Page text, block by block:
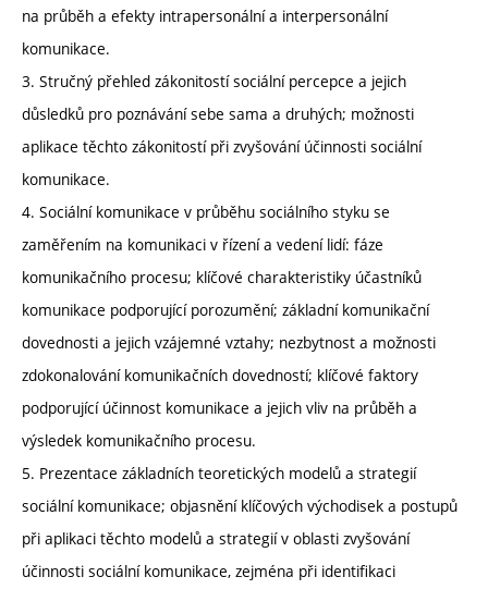
na průběh a efekty intrapersonální a interpersonální
komunikace.
3. Stručný přehled zákonitostí sociální percepce a jejich
důsledků pro poznávání sebe sama a druhých; možnosti
aplikace těchto zákonitostí při zvyšování účinnosti sociální
komunikace.
4. Sociální komunikace v průběhu sociálního styku se
zaměřením na komunikaci v řízení a vedení lidí: fáze
komunikačního procesu; klíčové charakteristiky účastníků
komunikace podporující porozumění; základní komunikační
dovednosti a jejich vzájemné vztahy; nezbytnost a možnosti
zdokonalování komunikačních dovedností; klíčové faktory
podporující účinnost komunikace a jejich vliv na průběh a
výsledek komunikačního procesu.
5. Prezentace základních teoretických modelů a strategií
sociální komunikace; objasnění klíčových východisek a postupů
při aplikaci těchto modelů a strategií v oblasti zvyšování
účinnosti sociální komunikace, zejména při identifikaci